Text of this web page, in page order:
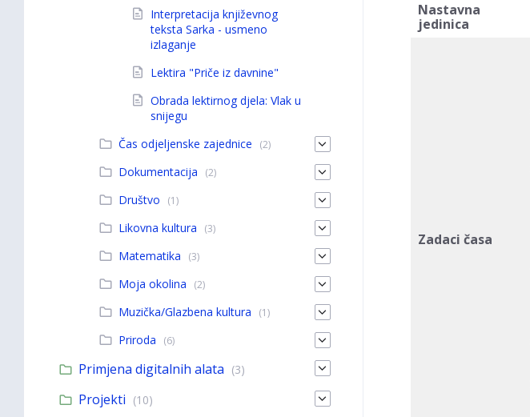
Nastavna
jedinica
Zadaci časa
Interpretacija književnog
teksta Sarka - usmeno
izlaganje
Lektira "Priče iz davnine"
Obrada lektirnog djela: Vlak u
snijegu
Čas odjeljenske zajednice
(2)
Dokumentacija (2)
Društvo (1)
Likovna kultura (3)
Matematika (3)
Moja okolina (2)
Muzička/Glazbena kultura (1)
Priroda (6)
Primjena digitalnih alata (3)
Projekti (10)